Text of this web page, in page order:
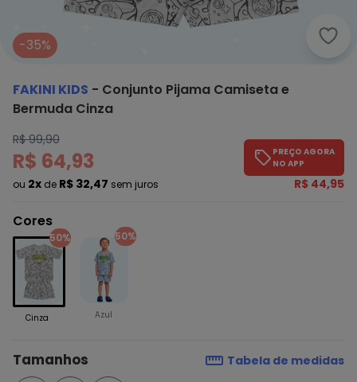
-35%
FAKINI KIDS - Conjunto Pijama Camiseta e
Bermuda Cinza
R$ 99,90
R$ 64,93
ou 2x de R$ 32,47 sem juros
PREÇO AGORA
NO APP
R$ 44,95
Cores
50%
Cinza
50%
Azul
Tamanhos Tabela de medidas